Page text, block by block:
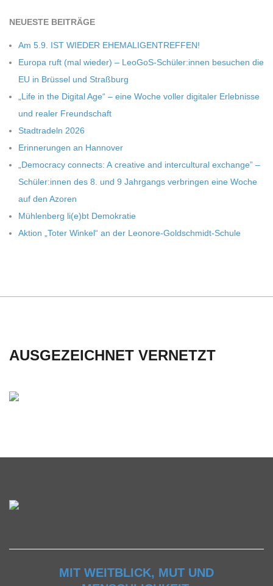
S
C
H
U
L
E
NEU­ESTE BEITRÄGE
Am 5.9. IST WIEDER EHEMALIGENTREFFEN!
Europa ruft (mal wie­der) – LeoGoS-Schüler:innen besu­chen die
EU in Brüs­sel und Straßburg
„Life in the Digi­tal Age“ – eine Woche vol­ler digi­ta­ler Erleb­nisse
und rea­ler Freundschaft
Stadt­ra­deln 2026
Erin­ne­run­gen an Hannover
„Demo­cracy con­nects: A crea­tive and inter­cul­tu­ral exch­ange” –
Schüler:innen des 8. und 9 Jahr­gangs ver­brin­gen eine Woche
auf den Azoren
Müh­len­berg li(e)bt Demokratie
Aktion „Toter Win­kel“ an der Leonore-Goldschmidt-Schule
AUSGEZEICHNET VERNETZT
MIT WEITBLICK, MUT UND